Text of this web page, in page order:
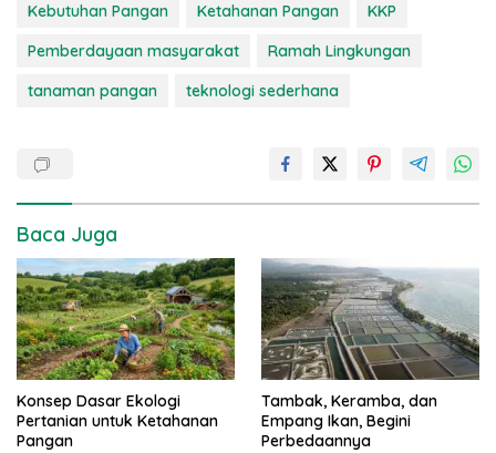
Kebutuhan Pangan
Ketahanan Pangan
KKP
Pemberdayaan masyarakat
Ramah Lingkungan
tanaman pangan
teknologi sederhana
Baca Juga
Konsep Dasar Ekologi
Pertanian untuk Ketahanan
Pangan
Tambak, Keramba, dan
Empang Ikan, Begini
Perbedaannya